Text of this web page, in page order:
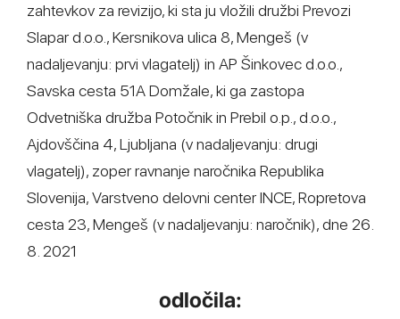
zahtevkov za revizijo, ki sta ju vložili družbi Prevozi
Slapar d.o.o., Kersnikova ulica 8, Mengeš (v
nadaljevanju: prvi vlagatelj) in AP Šinkovec d.o.o.,
Savska cesta 51A Domžale, ki ga zastopa
Odvetniška družba Potočnik in Prebil o.p., d.o.o.,
Ajdovščina 4, Ljubljana (v nadaljevanju: drugi
vlagatelj), zoper ravnanje naročnika Republika
Slovenija, Varstveno delovni center INCE, Ropretova
cesta 23, Mengeš (v nadaljevanju: naročnik), dne 26.
8. 2021
odločila: